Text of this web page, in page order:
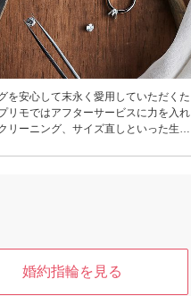
を安心して末永く愛用していただくた
リモではアフターサービスに力を入れ
リーニング、サイズ直しといった生涯
は2点目購入の際の特典や、万が一紛
リモは購入後も、末長くおふたりを見
婚約指輪を見る